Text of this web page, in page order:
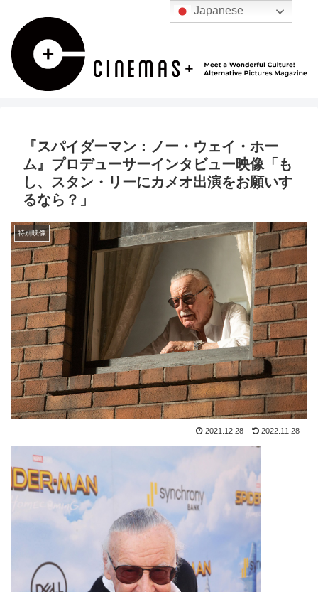
『スパイダーマン：ノー・ウェイ・ホー
ム』プロデューサーインタビュー映像「も
し、スタン・リーにカメオ出演をお願いす
るなら？」
特別映像
2021.12.28 2022.11.28
Japanese